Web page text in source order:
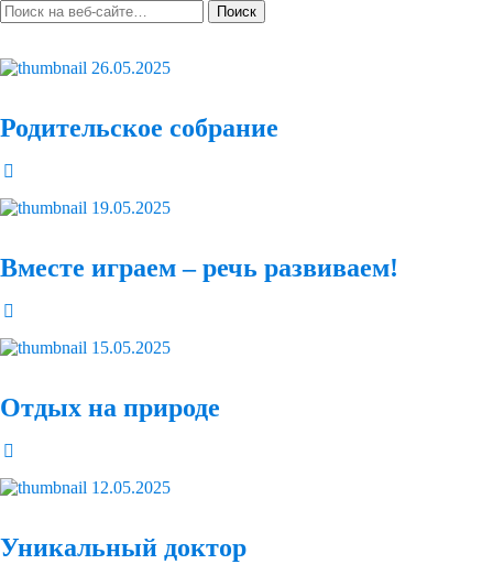
26.05.2025
Родительское собрание
19.05.2025
Вместе играем – речь развиваем!
15.05.2025
Отдых на природе
12.05.2025
Уникальный доктор